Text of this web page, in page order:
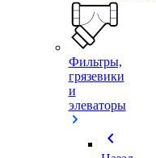
Фильтры,
грязевики
и
элеваторы
chevron_left